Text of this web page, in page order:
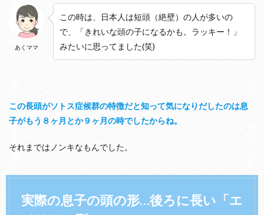
あくママ
この時は、日本人は短頭（絶壁）の人が多いの
で、「きれいな頭の子になるかも。ラッキー！」
みたいに思ってました(笑)
この長頭がソトス症候群の特徴だと知って気になりだしたのは息
子がもう８ヶ月とか９ヶ月の時でしたからね。
それまではノンキなもんでした。
実際の息子の頭の形…後ろに長い「エ